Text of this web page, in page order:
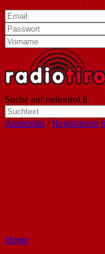
Suche auf radiotirol.it
Anmelden /Registrieren
Home